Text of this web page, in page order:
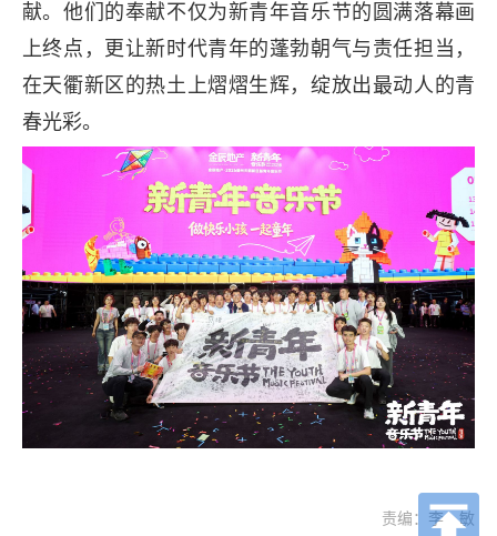
献。他们的奉献不仅为新青年音乐节的圆满落幕画
上终点，更让新时代青年的蓬勃朝气与责任担当，
在天衢新区的热土上熠熠生辉，绽放出最动人的青
春光彩。
责编：李 敏